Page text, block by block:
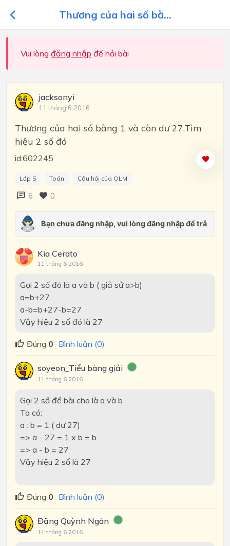
Thương của hai số bằ...
Vui lòng đăng nhập để hỏi bài
jacksonyi
11 tháng 6 2016
Thương của hai số bằng 1 và còn dư 27.Tìm
hiệu 2 số đó
id:602245
Lớp 5 Toán Câu hỏi của OLM
6 0
Kia Cerato
11 tháng 6 2016
Gọi 2 số đó là a và b ( giả sử a>b)
a=b+27
a-b=b+27-b=27
Vậy hiệu 2 số đó là 27
Đúng 0 Bình luận (0)
soyeon_Tiểu bàng giải
11 tháng 6 2016
Gọi 2 số đề bài cho là a và b
Ta có:
a : b = 1 ( dư 27)
=> a - 27 = 1 x b = b
=> a - b = 27
Vậy hiệu 2 số là 27
Đúng 0 Bình luận (0)
Đặng Quỳnh Ngân
11 tháng 6 2016